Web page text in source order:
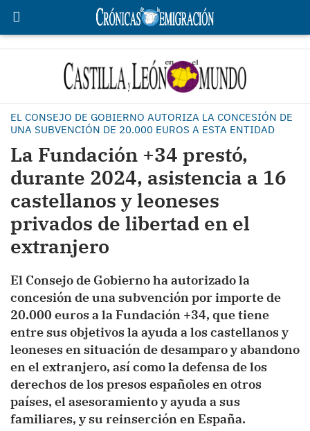
EL CONSEJO DE GOBIERNO AUTORIZA LA CONCESIÓN DE
UNA SUBVENCIÓN DE 20.000 EUROS A ESTA ENTIDAD
La Fundación +34 prestó,
durante 2024, asistencia a 16
castellanos y leoneses
privados de libertad en el
extranjero
El Consejo de Gobierno ha autorizado la
concesión de una subvención por importe de
20.000 euros a la Fundación +34, que tiene
entre sus objetivos la ayuda a los castellanos y
leoneses en situación de desamparo y abandono
en el extranjero, así como la defensa de los
derechos de los presos españoles en otros
países, el asesoramiento y ayuda a sus
familiares, y su reinserción en España.